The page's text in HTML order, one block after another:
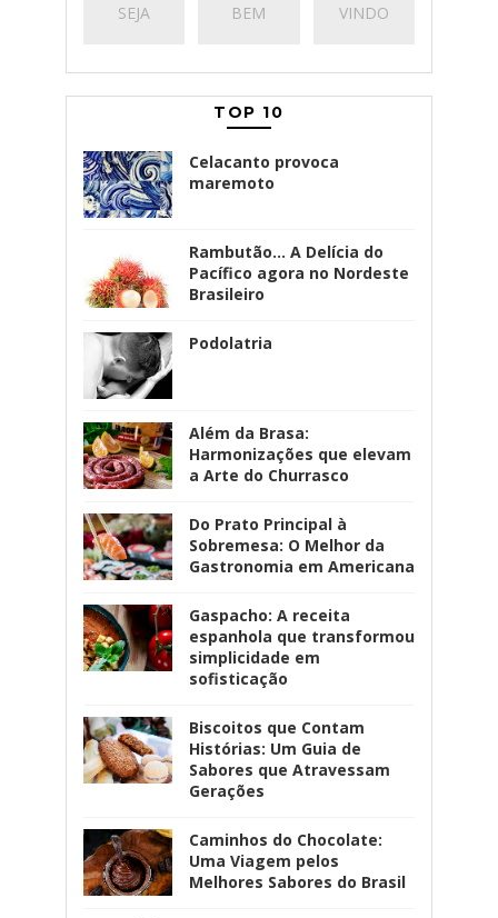
SEJA BEM VINDO
TOP 10
Celacanto provoca
maremoto
Rambutão... A Delícia do
Pacífico agora no Nordeste
Brasileiro
Podolatria
Além da Brasa:
Harmonizações que elevam
a Arte do Churrasco
Do Prato Principal à
Sobremesa: O Melhor da
Gastronomia em Americana
Gaspacho: A receita
espanhola que transformou
simplicidade em
sofisticação
Biscoitos que Contam
Histórias: Um Guia de
Sabores que Atravessam
Gerações
Caminhos do Chocolate:
Uma Viagem pelos
Melhores Sabores do Brasil